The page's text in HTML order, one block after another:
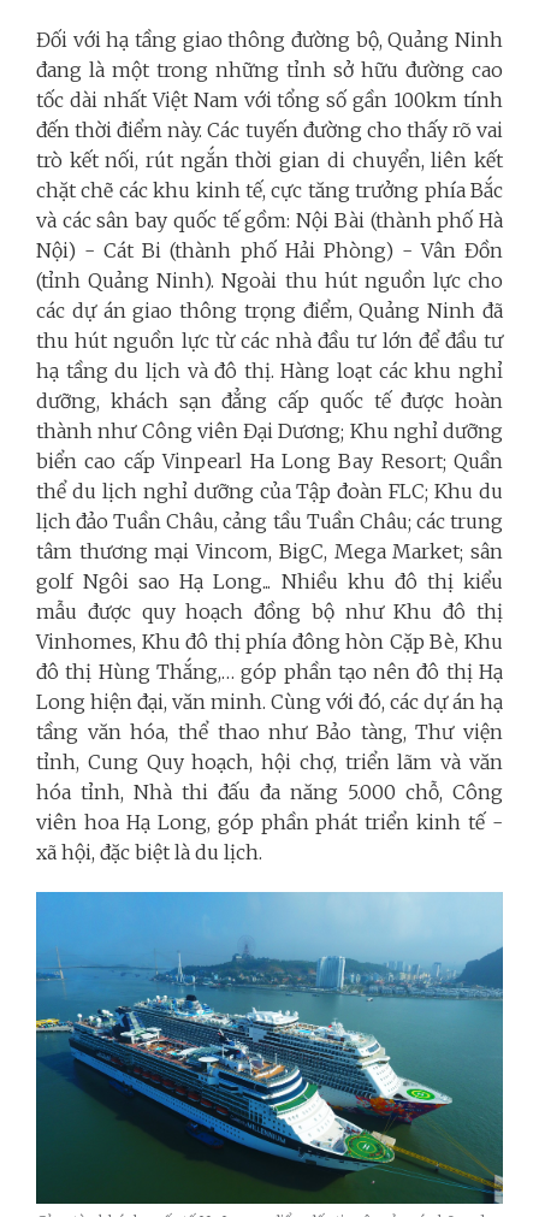
Đối với hạ tầng giao thông đường bộ, Quảng Ninh
đang là một trong những tỉnh sở hữu đường cao
tốc dài nhất Việt Nam với tổng số gần 100km tính
đến thời điểm này. Các tuyến đường cho thấy rõ vai
trò kết nối, rút ngắn thời gian di chuyển, liên kết
chặt chẽ các khu kinh tế, cực tăng trưởng phía Bắc
và các sân bay quốc tế gồm: Nội Bài (thành phố Hà
Nội) - Cát Bi (thành phố Hải Phòng) - Vân Đồn
(tỉnh Quảng Ninh). Ngoài thu hút nguồn lực cho
các dự án giao thông trọng điểm, Quảng Ninh đã
thu hút nguồn lực từ các nhà đầu tư lớn để đầu tư
hạ tầng du lịch và đô thị. Hàng loạt các khu nghỉ
dưỡng, khách sạn đẳng cấp quốc tế được hoàn
thành như Công viên Đại Dương; Khu nghỉ dưỡng
biển cao cấp Vinpearl Ha Long Bay Resort; Quần
thể du lịch nghỉ dưỡng của Tập đoàn FLC; Khu du
lịch đảo Tuần Châu, cảng tầu Tuần Châu; các trung
tâm thương mại Vincom, BigC, Mega Market; sân
golf Ngôi sao Hạ Long... Nhiều khu đô thị kiểu
mẫu được quy hoạch đồng bộ như Khu đô thị
Vinhomes, Khu đô thị phía đông hòn Cặp Bè, Khu
đô thị Hùng Thắng,… góp phần tạo nên đô thị Hạ
Long hiện đại, văn minh. Cùng với đó, các dự án hạ
tầng văn hóa, thể thao như Bảo tàng, Thư viện
tỉnh, Cung Quy hoạch, hội chợ, triển lãm và văn
hóa tỉnh, Nhà thi đấu đa năng 5.000 chỗ, Công
viên hoa Hạ Long, góp phần phát triển kinh tế -
xã hội, đặc biệt là du lịch.